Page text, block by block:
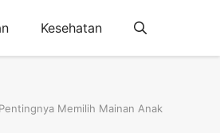
Kesehatan
Pentingnya Memilih Mainan Anak